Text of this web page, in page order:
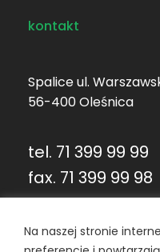
Na naszej stronie
kontakt
Spalice ul.
56-400 Oleśnica
tel. 71 399 99 99
fax. 71 399 99 98